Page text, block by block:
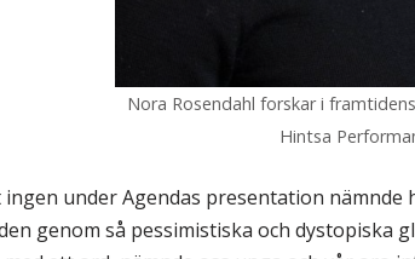
Nora Rosendahl forskar i
Hintsa
under Agendas presentation
genom så pessimistiska och dystopiska